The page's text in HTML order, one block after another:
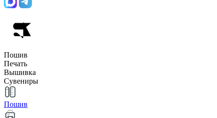
Пошив
Печать
Вышивка
Сувениры
Пошив